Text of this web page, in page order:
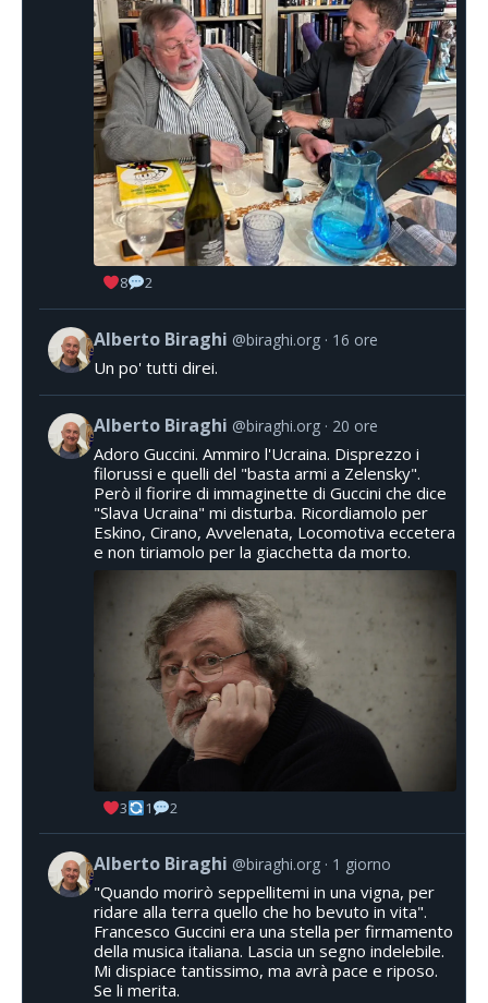
8 2
Alberto Biraghi @biraghi.org 16 ore
Un po' tutti direi.
Alberto Biraghi @biraghi.org 20 ore
Adoro Guccini. Ammiro l'Ucraina. Disprezzo i
filorussi e quelli del "basta armi a Zelensky".
Però il fiorire di immaginette di Guccini che dice
"Slava Ucraina" mi disturba. Ricordiamolo per
Eskino, Cirano, Avvelenata, Locomotiva eccetera
e non tiriamolo per la giacchetta da morto.
3 1 2
Alberto Biraghi @biraghi.org 1 giorno
"Quando morirò seppellitemi in una vigna, per
ridare alla terra quello che ho bevuto in vita".
Francesco Guccini era una stella per firmamento
della musica italiana. Lascia un segno indelebile.
Mi dispiace tantissimo, ma avrà pace e riposo.
Se li merita.